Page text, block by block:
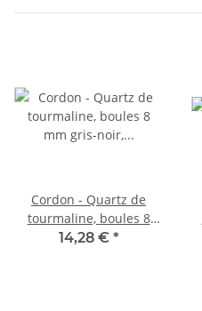
Cordon - Quartz de
tourmaline, boules 8
mm gris-noir, longueur
14,28 € *